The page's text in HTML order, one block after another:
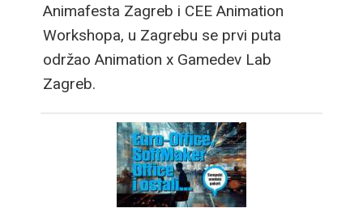
Animafesta Zagreb i CEE Animation
Workshopa, u Zagrebu se prvi puta
održao Animation x Gamedev Lab
Zagreb.